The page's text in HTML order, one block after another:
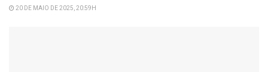
20 DE MAIO DE 2025, 20:59H